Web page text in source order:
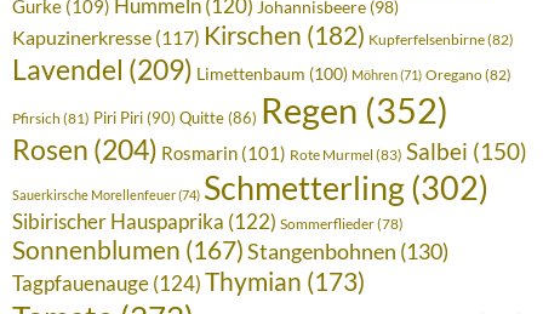
Gurke (109) Hummeln (120) Johannisbeere (98)
Kapuzinerkresse (117) Kirschen (182) Kupferfelsenbirne(82)
Lavendel (209) Limettenbaum (100) Möhren(71) Oregano(82)
Pfirsich (81) Piri Piri(90) Quitte(86) Regen (352)
Rosen (204) Rosmarin (101) Rote Murmel (83) Salbei (150)
Sauerkirsche Morellenfeuer(74) Schmetterling(302)
Sibirischer Hauspaprika (122) Sommerflieder(78)
Sonnenblumen (167)Stangenbohnen (130)
Tagpfauenauge(124)Thymian (173)